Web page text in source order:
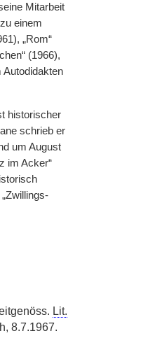
Mitarbeit
einem
„Rom“
(1966),
Autodidakten
historischer
schrieb er
um August
im Acker“
Lit.
8.7.1967.